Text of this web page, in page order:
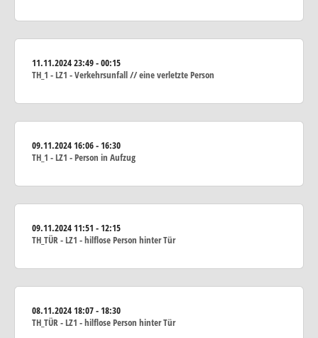
11.11.202423:49 - 00:15
TH_1 - LZ1 - Verkehrsunfall // eine verletzte Person
09.11.202416:06 - 16:30
TH_1 - LZ1 - Person in Aufzug
09.11.202411:51 - 12:15
TH_TÜR - LZ1 - hilflose Person hinter Tür
08.11.202418:07 - 18:30
TH_TÜR - LZ1 - hilflose Person hinter Tür